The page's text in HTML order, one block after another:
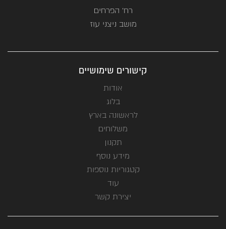
רח' הפרחים
מושב ניצני עוז
קישורים שימושיים
אודות
בלוג
לראשונה בארץ
משלוחים
תקנון
מידע נוסף
קטגוריות נוספות
עוד
יצירת קשר